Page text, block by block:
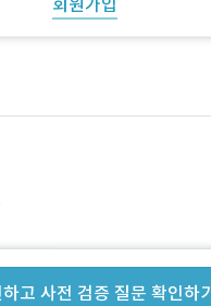
고 사전 검증 질문 확인하기